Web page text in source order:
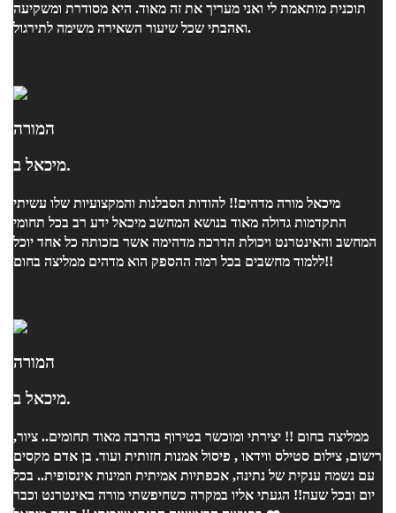
תוכנית מותאמת לי ואני מעריך את זה מאוד. היא מסודרת ומשקיעה
ואהבתי שכל שיעור השאירה משימה לתירגול.
המורה
מיכאל ב.
מיכאל מורה מדהים!! להודות הסבלנות והמקצועיות שלו עשיתי
התקדמות גדולה מאוד בנושא המחשב מיכאל ידע רב בכל תחומי
המחשב והאינטרנט ויכולת הדרכה מדהימה אשר בזכותה כל אחד יוכל
ללמוד מחשבים בכל רמה ההספק הוא מדהים ממליצה בחום!!
המורה
מיכאל ב.
ממליצה בחום !! יצירתי ומוכשר בטירוף בהרבה מאוד תחומים.. ציור,
רישום, צילום סטילס ווידאו , פיסול אמנות חזותית ועוד. בן אדם מקסים
עם נשמה ענקית של נתינה, אכפתיות אמיתית וזמינות אינסופית.. בכל
יום ובכל שעה!! הגעתי אליו במקרה כשחיפשתי מורה באינטרנט וכבר